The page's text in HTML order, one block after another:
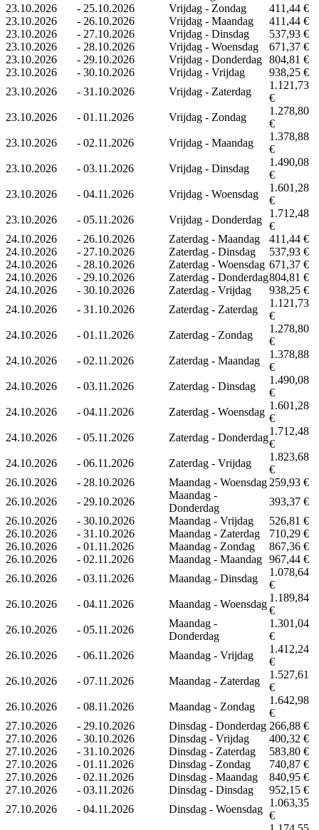
23.10.2026
- 25.10.2026 Vrijdag - Zondag
411,44 €
23.10.2026
- 26.10.2026 Vrijdag - Maandag
411,44 €
23.10.2026
- 27.10.2026 Vrijdag - Dinsdag
537,93 €
23.10.2026
- 28.10.2026 Vrijdag - Woensdag
671,37 €
23.10.2026
- 29.10.2026 Vrijdag - Donderdag 804,81 €
23.10.2026
- 30.10.2026 Vrijdag - Vrijdag
938,25 €
23.10.2026
- 31.10.2026 Vrijdag - Zaterdag
1.121,73
€
23.10.2026
- 01.11.2026 Vrijdag - Zondag
1.278,80
€
23.10.2026
- 02.11.2026 Vrijdag - Maandag
1.378,88
€
23.10.2026
- 03.11.2026 Vrijdag - Dinsdag
1.490,08
€
23.10.2026
- 04.11.2026 Vrijdag - Woensdag
1.601,28
€
23.10.2026
- 05.11.2026 Vrijdag - Donderdag
1.712,48
€
24.10.2026
- 26.10.2026 Zaterdag - Maandag
411,44 €
24.10.2026
- 27.10.2026 Zaterdag - Dinsdag
537,93 €
24.10.2026
- 28.10.2026 Zaterdag - Woensdag 671,37 €
24.10.2026
- 29.10.2026 Zaterdag - Donderdag804,81 €
24.10.2026
- 30.10.2026 Zaterdag - Vrijdag
938,25 €
24.10.2026
- 31.10.2026 Zaterdag - Zaterdag
1.121,73
€
24.10.2026
- 01.11.2026 Zaterdag - Zondag
1.278,80
€
24.10.2026
- 02.11.2026 Zaterdag - Maandag
1.378,88
€
24.10.2026
- 03.11.2026 Zaterdag - Dinsdag
1.490,08
€
24.10.2026
- 04.11.2026 Zaterdag - Woensdag
1.601,28
€
24.10.2026
- 05.11.2026 Zaterdag - Donderdag
1.712,48
€
24.10.2026
- 06.11.2026 Zaterdag - Vrijdag
1.823,68
€
26.10.2026
- 28.10.2026 Maandag - Woensdag 259,93 €
26.10.2026
- 29.10.2026
Maandag -
Donderdag
393,37 €
26.10.2026
- 30.10.2026 Maandag - Vrijdag
526,81 €
26.10.2026
- 31.10.2026 Maandag - Zaterdag
710,29 €
26.10.2026
- 01.11.2026 Maandag - Zondag
867,36 €
26.10.2026
- 02.11.2026 Maandag - Maandag 967,44 €
26.10.2026
- 03.11.2026 Maandag - Dinsdag
1.078,64
€
26.10.2026
- 04.11.2026 Maandag - Woensdag
1.189,84
€
26.10.2026
- 05.11.2026
Maandag -
Donderdag
1.301,04
€
26.10.2026
- 06.11.2026 Maandag - Vrijdag
1.412,24
€
26.10.2026
- 07.11.2026 Maandag - Zaterdag
1.527,61
€
26.10.2026
- 08.11.2026 Maandag - Zondag
1.642,98
€
27.10.2026
- 29.10.2026 Dinsdag - Donderdag 266,88 €
27.10.2026
- 30.10.2026 Dinsdag - Vrijdag
400,32 €
27.10.2026
- 31.10.2026 Dinsdag - Zaterdag
583,80 €
27.10.2026
- 01.11.2026 Dinsdag - Zondag
740,87 €
27.10.2026
- 02.11.2026 Dinsdag - Maandag
840,95 €
27.10.2026
- 03.11.2026 Dinsdag - Dinsdag
952,15 €
27.10.2026
- 04.11.2026 Dinsdag - Woensdag
1.063,35
€